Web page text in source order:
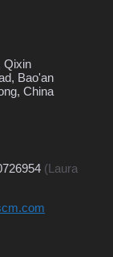
Qixin
Bao'an
China
(Laura